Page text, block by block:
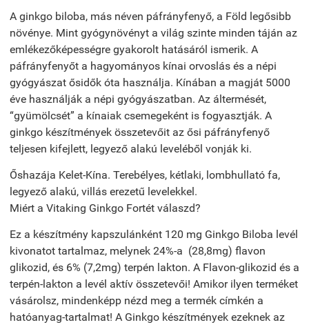
A ginkgo biloba, más néven páfrányfenyő, a Föld legősibb
növénye. Mint gyógynövényt a világ szinte minden táján az
emlékezőképességre gyakorolt hatásáról ismerik. A
páfrányfenyőt a hagyományos kínai orvoslás és a népi
gyógyászat ősidők óta használja. Kínában a magját 5000
éve használják a népi gyógyászatban. Az áltermését,
“gyümölcsét” a kínaiak csemegeként is fogyasztják. A
ginkgo készítmények összetevőit az ősi páfrányfenyő
teljesen kifejlett, legyező alakú leveléből vonják ki.
Őshazája Kelet-Kína. Terebélyes, kétlaki, lombhullató fa,
legyező alakú, villás erezetű levelekkel.
Miért a Vitaking Ginkgo Fortét válaszd?
Ez a készítmény kapszulánként 120 mg Ginkgo Biloba levél
kivonatot tartalmaz, melynek 24%-a (28,8mg) flavon
glikozid, és 6% (7,2mg) terpén lakton. A Flavon-glikozid és a
terpén-lakton a levél aktív összetevői! Amikor ilyen terméket
vásárolsz, mindenképp nézd meg a termék címkén a
hatóanyag-tartalmat! A Ginkgo készítmények ezeknek az